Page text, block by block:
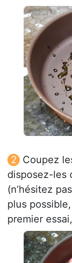
Coupez
disposez-les
(n’hésitez
plus
premier